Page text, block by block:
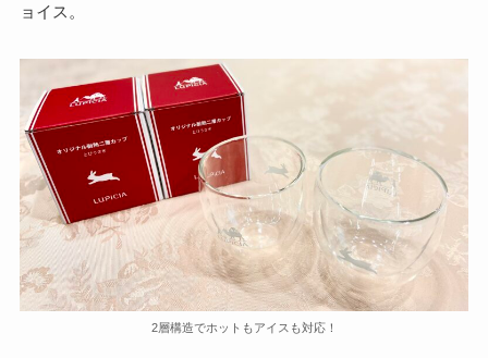
ョイス。
2層構造でホットもアイスも対応！